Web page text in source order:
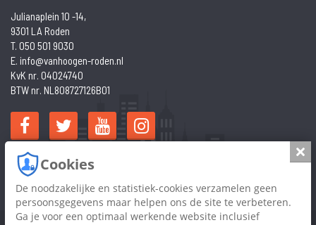
Julianaplein 10 -14,
9301 LA Roden
T. 050 501 9030
E. info@vanhoogen-roden.nl
KvK nr. 04024740
BTW nr. NL808727126B01
Funda
business
Cookies
De noodzakelijke en statistiek-cookies verzamelen geen
persoonsgegevens maar helpen ons de site te verbeteren.
Ga je voor een optimaal werkende website inclusief